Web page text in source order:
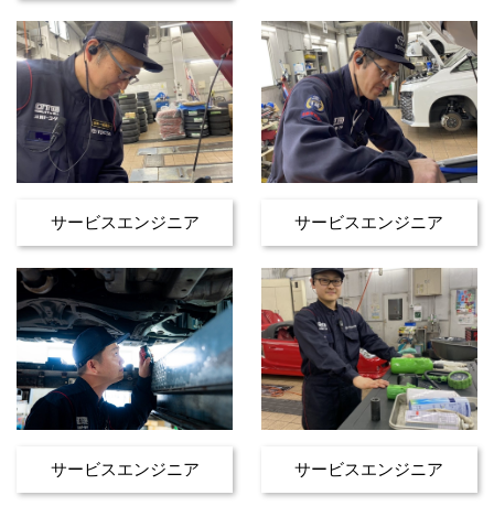
サービスエンジニア サービスエンジニア
サービスエンジニア サービスエンジニア